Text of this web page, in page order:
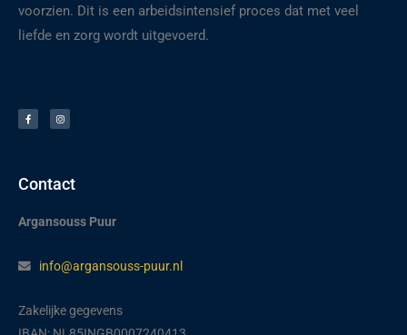
voorzien. Dit is een arbeidsintensief proces dat met veel
liefde en zorg wordt uitgevoerd.
c
e
b
s
t
a
Contact
Argansouss Puur
info@argansouss-puur.nl
Zakelijke gegevens